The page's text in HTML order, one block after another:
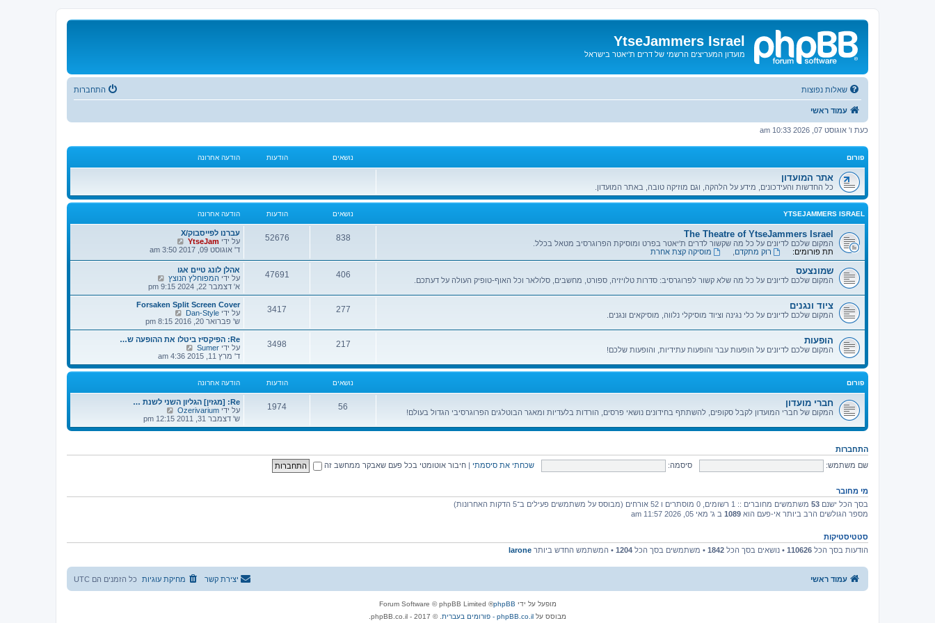
YtseJammers Israel
מועדון המעריצים הרשמי של דרים ת'יאטר בישראל
שאלות נפוצות התחברות
עמוד ראשי
כעת ו' אוגוסט 07, 2026 10:33 am
פורום נושאים הודעות הודעה אחרונה
אתר המועדון
כל החדשות והעידכונים, מידע על הלהקה, וגם מוזיקה טובה, באתר המועדון.
YTSEJAMMERS ISRAEL נושאים הודעות הודעה אחרונה
The Theatre of YtseJammers Israel
המקום שלכם לדיונים על כל מה שקשור לדרים ת'יאטר בפרט ומוסיקת הפרוגרסיב מטאל בכלל.
תת פורומים:
רוק מתקדם מוסיקה קצת אחרת
838
52676
עברנו לפייסבוק/X
על ידי YtseJam
פ
ו
ד
ע
ה
ה
א
ח
ר
נ
ה
ד' אוגוסט 09, 2017 3:50 am
שמונצעס
המקום שלכם לדיונים על כל מה שלא קשור לפרוגרסיב: סדרות טלויזיה, ספורט, מחשבים, סלולאר וכל האוף-טופיק העולה על דעתכם.
406
47691
אהלן לונג טיים אגו
על ידי המפוחלץ הנוצץ
פ
ה
ב
ו
ע
ה
ח
נ
ה
א' דצמבר 22, 2024 9:15 pm
ציוד ונגנים
המקום שלכם לדיונים על כלי נגינה וציוד מוסיקלי נלווה, מוסיקאים ונגנים.
277
3417
Forsaken Split Screen Cover
על ידי Dan-Style
פ
ה
ב
ו
ע
א
ח
ר
ו
נ
ש' פברואר 20, 2016 8:15 pm
הופעות
המקום שלכם לדיונים על הופעות עבר והופעות עתידיות, והופעות שלכם!
217
3498
Re: הפיקסיז ביטלו את ההופעה ש…
על ידי Sumer
פ
ה
ב
ע
ה
ה
א
ו
ד' מרץ 11, 2015 4:36 am
פורום נושאים הודעות הודעה אחרונה
חברי מועדון
המקום של חברי המועדון לקבל סקופים, להשתתף בחידונים נושאי פרסים, הורדות בלעדיות ומאגר הבוטלגים הפרוגרסיבי הגדול בעולם!
56
1974
Re: [מגזין] הגליון השני לשנת …
על ידי Ozerivarium
פ
ה
ש' דצמבר 31, 2011 12:15 pm
התחברות
שם משתמש:
סיסמה: שכחתי את סיסמתי | חיבור אוטומטי בכל פעם שאבקר ממחשב זה
מי מחובר
בסך הכל ישנם 53 משתמשים מחוברים :: 1 רשומים, 0 מוסתרים ו 52 אורחים (מבוסס על משתמשים פעילים ב־5 הדקות האחרונות)
מספר הגולשים הרב ביותר אי-פעם הוא 1089 ב ג' מאי 05, 2026 11:57 am
סטטיסטיקות
הודעות בסך הכל 110626 • נושאים בסך הכל 1842 • משתמשים בסך הכל 1204 • המשתמש החדש ביותר larone
עמוד ראשי כל הזמנים הם UTC מחיקת עוגיות יצירת קשר
מופעל על ידי phpBB
® Forum Software © phpBB Limited
מבוסס על phpBB.co.il - פורומים בעברית . © 2017 - phpBB.co.il.